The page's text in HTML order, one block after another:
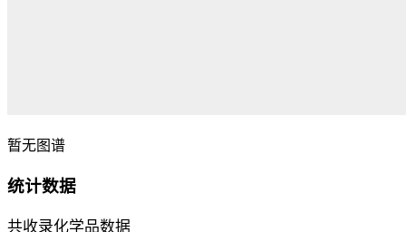
暂无图谱
统计数据
共收录化学品数据